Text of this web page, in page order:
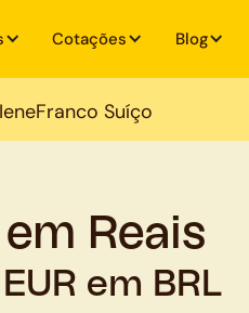
Cotações Blog
IeneFranco Suíço
Reais
em BRL